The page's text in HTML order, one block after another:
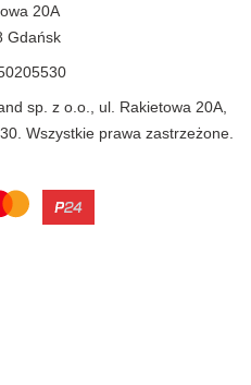
20A
Gdańsk
sp. z o.o., ul. Rakietowa 20A,
Wszystkie prawa zastrzeżone.